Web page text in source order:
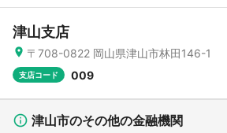
津山支店
〒708-0822 岡山県津山市林田146-1
支店コード 009
津山市のその他の金融機関